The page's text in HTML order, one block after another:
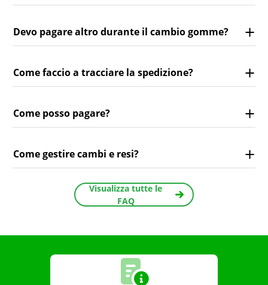
Devo pagare altro durante il cambio gomme?
Come faccio a tracciare la spedizione?
Come posso pagare?
Come gestire cambi e resi?
Visualizza tutte le
FAQ